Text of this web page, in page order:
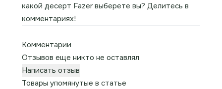
какой десерт Fazer выберете вы? Делитесь в
комментариях!
Комментарии
Отзывов еще никто не оставлял
Написать отзыв
Товары упомянутые в статье